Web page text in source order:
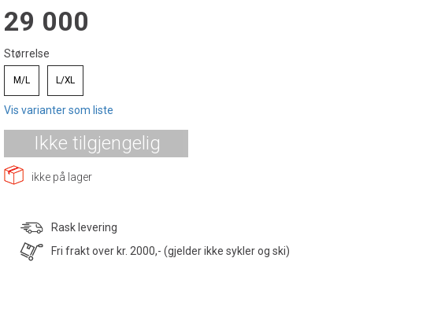
29 000
Størrelse
M/L L/XL
Vis varianter som liste
Ikke tilgjengelig
ikke på lager
Rask levering
Fri frakt over kr. 2000,- (gjelder ikke sykler og ski)